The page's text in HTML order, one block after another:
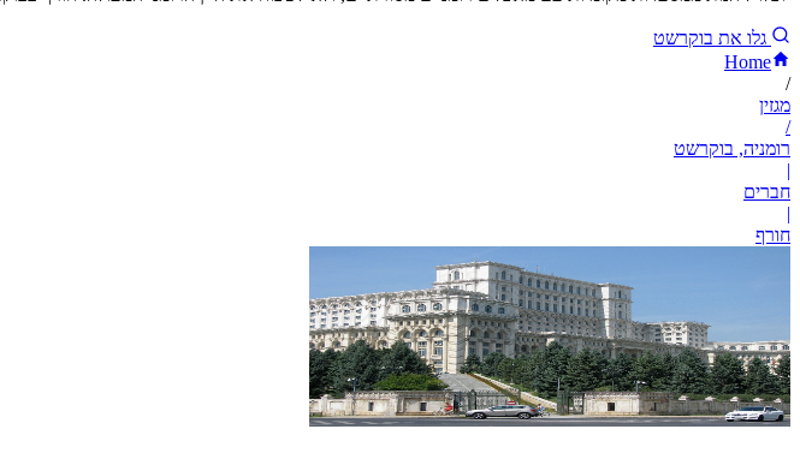
גלו את בוקרשט
Home
/
מגזין
/
רומניה, בוקרשט
|
חברים
|
חורף